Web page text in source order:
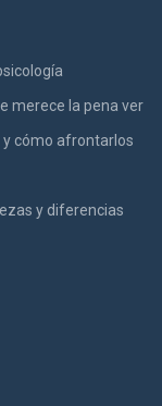
merece la pena ver
y cómo afrontarlos
y diferencias